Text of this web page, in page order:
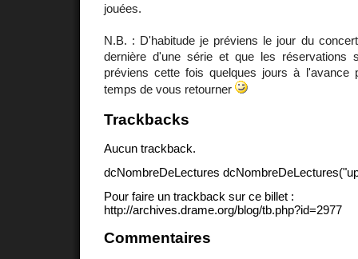
jouées.
N.B. : D'habitude je préviens le jour du
dernière d'une série et que les réservations
préviens cette fois quelques jours à l'avance
temps de vous retourner
Trackbacks
Aucun trackback.
dcNombreDeLectures
Pour faire un trackback sur ce billet :
http://archives.drame.org/blog/tb.php?id=2977
Commentaires